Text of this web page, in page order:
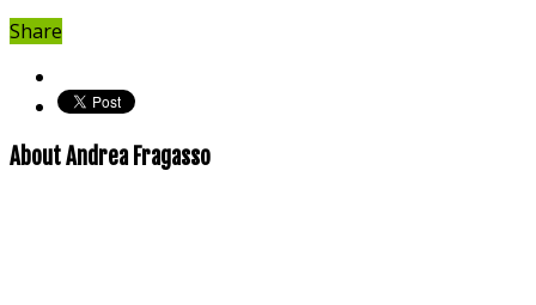
Share
About Andrea Fragasso